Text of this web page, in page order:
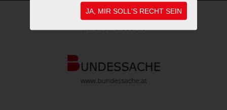
JA, MIR SOLL'S RECHT SEIN